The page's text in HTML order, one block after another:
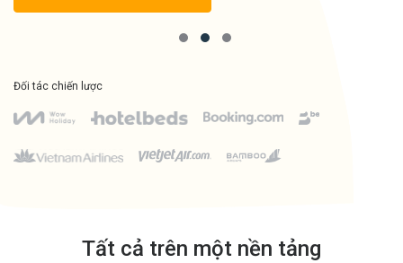
Đối tác chiến lược
Tất cả trên một nền tảng